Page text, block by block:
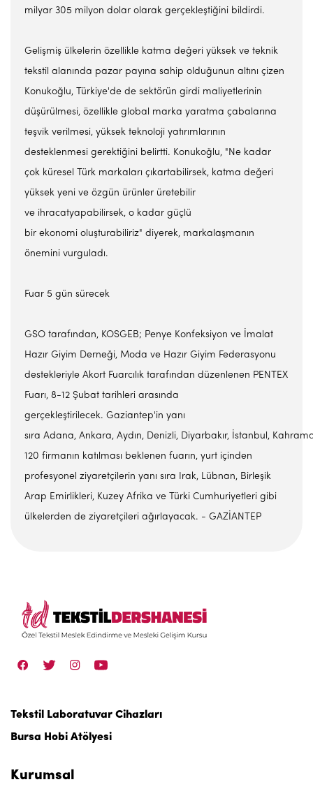
milyar 305 milyon dolar olarak gerçekleştiğini bildirdi.
Gelişmiş ülkelerin özellikle katma değeri yüksek ve teknik
tekstil alanında pazar payına sahip olduğunun altını çizen
Konukoğlu, Türkiye'de de sektörün girdi maliyetlerinin
düşürülmesi, özellikle global marka yaratma çabalarına
teşvik verilmesi, yüksek teknoloji yatırımlarının
desteklenmesi gerektiğini belirtti. Konukoğlu, "Ne kadar
çok küresel Türk markaları çıkartabilirsek, katma değeri
yüksek yeni ve özgün ürünler üretebilir
ve ihracatyapabilirsek, o kadar güçlü
bir ekonomi oluşturabiliriz" diyerek, markalaşmanın
önemini vurguladı.
Fuar 5 gün sürecek
GSO tarafından, KOSGEB; Penye Konfeksiyon ve İmalat
Hazır Giyim Derneği, Moda ve Hazır Giyim Federasyonu
destekleriyle Akort Fuarcılık tarafından düzenlenen PENTEX
Fuarı, 8-12 Şubat tarihleri arasında
gerçekleştirilecek. Gaziantep'in yanı
sıra Adana, Ankara, Aydın, Denizli, Diyarbakır, İstanbul,
120 firmanın katılması beklenen fuarın, yurt içinden
profesyonel ziyaretçilerin yanı sıra Irak, Lübnan, Birleşik
Arap Emirlikleri, Kuzey Afrika ve Türki Cumhuriyetleri gibi
ülkelerden de ziyaretçileri ağırlayacak. - GAZİANTEP
Tekstil Laboratuvar Cihazları
Bursa Hobi Atölyesi
Kurumsal